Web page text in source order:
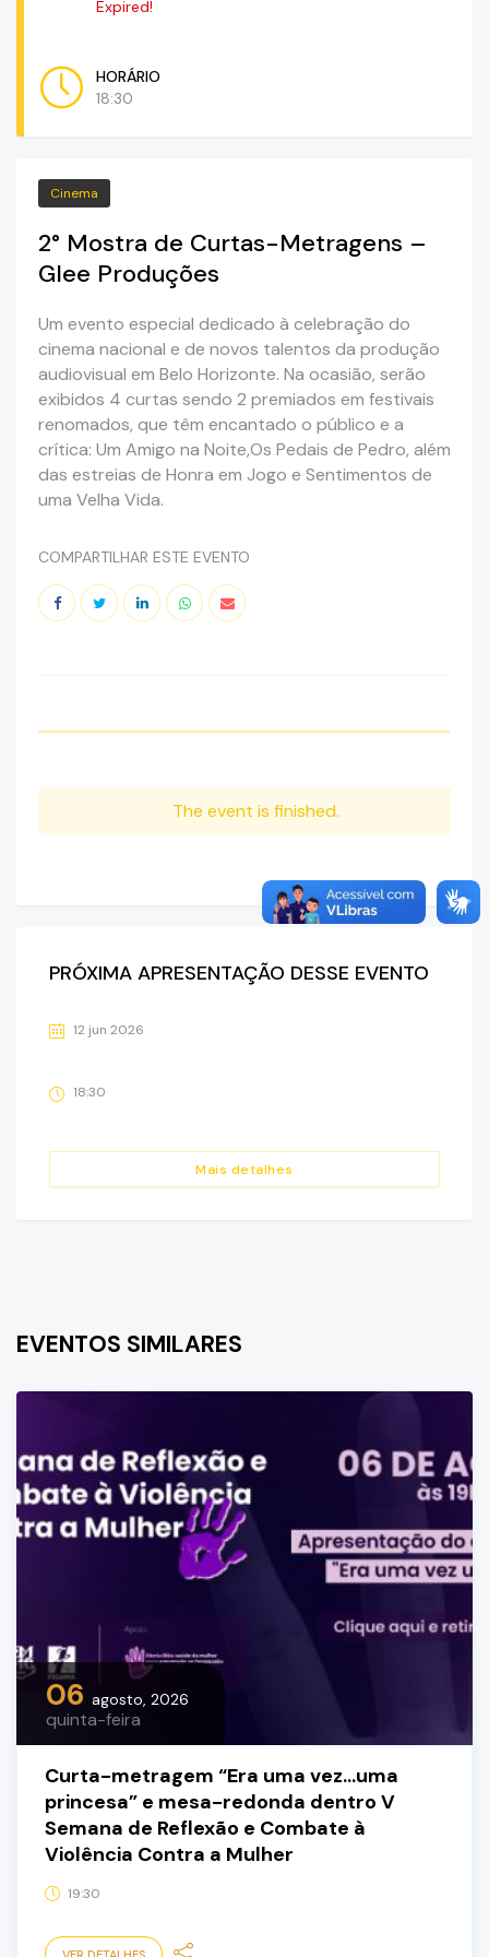
Expired!
HORÁRIO
18:30
Cinema
2° Mostra de Curtas-Metragens –
Glee Produções
Um evento especial dedicado à celebração do
cinema nacional e de novos talentos da produção
audiovisual em Belo Horizonte. Na ocasião, serão
exibidos 4 curtas sendo 2 premiados em festivais
renomados, que têm encantado o público e a
crítica: Um Amigo na Noite,Os Pedais de Pedro, além
das estreias de Honra em Jogo e Sentimentos de
uma Velha Vida.
COMPARTILHAR ESTE EVENTO
The event is finished.
PRÓXIMA APRESENTAÇÃO DESSE EVENTO
Mais detalhes
12 jun 2026
18:30
EVENTOS SIMILARES
06 agosto, 2026
quinta-feira
Curta-metragem “Era uma vez…uma
princesa” e mesa-redonda dentro V
Semana de Reflexão e Combate à
Violência Contra a Mulher
19:30